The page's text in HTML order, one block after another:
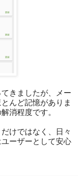
きましたが、メー
んど記憶がありま
消程度です。
けではなく、日々
ーザーとして安心